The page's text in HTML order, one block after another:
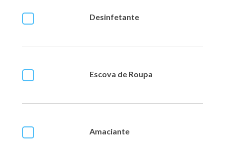
Desinfetante
Escova de Roupa
Amaciante